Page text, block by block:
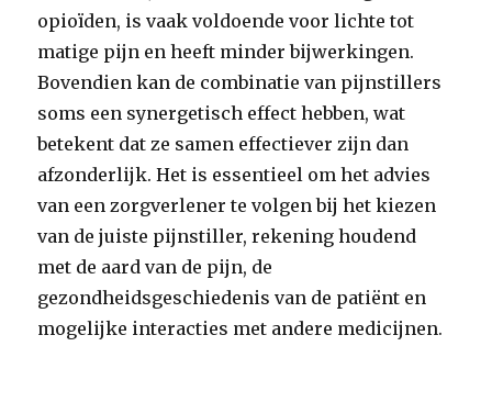
opioïden, is vaak voldoende voor lichte tot
matige pijn en heeft minder bijwerkingen.
Bovendien kan de combinatie van pijnstillers
soms een synergetisch effect hebben, wat
betekent dat ze samen effectiever zijn dan
afzonderlijk. Het is essentieel om het advies
van een zorgverlener te volgen bij het kiezen
van de juiste pijnstiller, rekening houdend
met de aard van de pijn, de
gezondheidsgeschiedenis van de patiënt en
mogelijke interacties met andere medicijnen.